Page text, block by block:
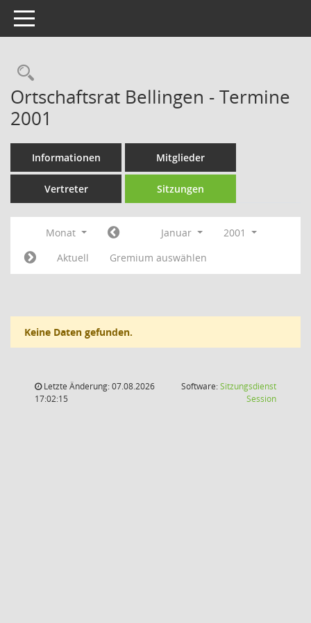
Toggle navigation
Rechercheauswahl
Ortschaftsrat Bellingen - Termine
2001
Informationen Mitglieder
Vertreter Sitzungen
Monat Januar
2001
Aktuell
Gremium auswählen
Keine Daten gefunden.
Letzte Änderung: 07.08.2026
17:02:15
Software:Sitzungsdienst
Session(Wird in